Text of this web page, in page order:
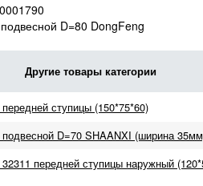
D=80 DongFeng
Другие товары категории
ступицы (150*75*60)
D=70 SHAANXI (ширина
передней ступицы наружный